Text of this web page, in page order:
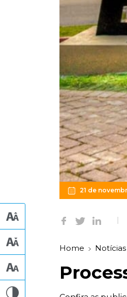
21 de
Home Notícias